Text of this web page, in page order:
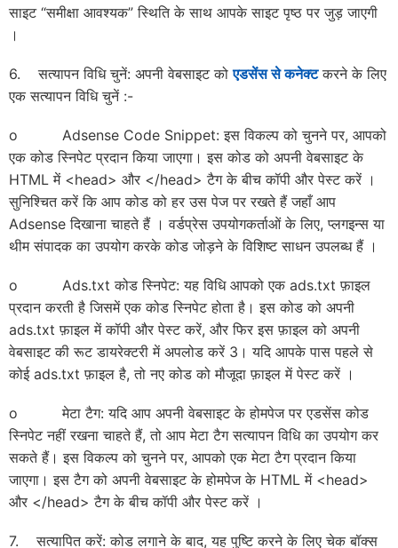
साइट “समीक्षा आवश्यक” स्थिति के साथ आपके साइट पृष्ठ पर जुड़ जाएगी
।
6. सत्यापन विधि चुनें: अपनी वेबसाइट कोएडसेंस से कनेक्टकरने के लिए
एक सत्यापन विधि चुनें :-
o Adsense Code Snippet: इस विकल्प को चुनने पर, आपको
एक कोड स्निपेट प्रदान किया जाएगा। इस कोड को अपनी वेबसाइट के
HTML में <head> और </head> टैग के बीच कॉपी और पेस्ट करें ।
सुनिश्चित करें कि आप कोड को हर उस पेज पर रखते हैं जहाँ आप
Adsense दिखाना चाहते हैं । वर्डप्रेस उपयोगकर्ताओं के लिए, प्लगइन्स या
थीम संपादक का उपयोग करके कोड जोड़ने के विशिष्ट साधन उपलब्ध हैं ।
o Ads.txt कोड स्निपेट: यह विधि आपको एक ads.txt फ़ाइल
प्रदान करती है जिसमें एक कोड स्निपेट होता है। इस कोड को अपनी
ads.txt फ़ाइल में कॉपी और पेस्ट करें, और फिर इस फ़ाइल को अपनी
वेबसाइट की रूट डायरेक्टरी में अपलोड करें 3। यदि आपके पास पहले से
कोई ads.txt फ़ाइल है, तो नए कोड को मौजूदा फ़ाइल में पेस्ट करें ।
o मेटा टैग: यदि आप अपनी वेबसाइट के होमपेज पर एडसेंस कोड
स्निपेट नहीं रखना चाहते हैं, तो आप मेटा टैग सत्यापन विधि का उपयोग कर
सकते हैं। इस विकल्प को चुनने पर, आपको एक मेटा टैग प्रदान किया
जाएगा। इस टैग को अपनी वेबसाइट के होमपेज के HTML में <head>
और </head> टैग के बीच कॉपी और पेस्ट करें ।
7. सत्यापित करें: कोड लगाने के बाद, यह पुष्टि करने के लिए चेक बॉक्स